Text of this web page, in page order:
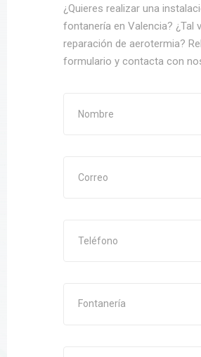
¿Quieres realizar una
fontanería en Valencia? ¿Tal
reparación de aerotermia?
formulario y contacta con
Fontanería